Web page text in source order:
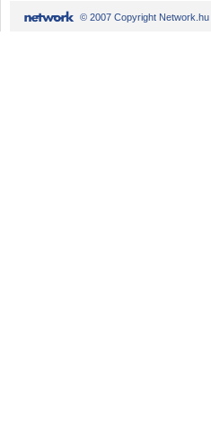
© 2007 Copyright Network.hu